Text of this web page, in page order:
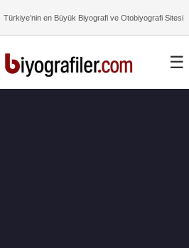
Türkiye’nin en Büyük Biyografi ve Otobiyografi Sitesi
☰